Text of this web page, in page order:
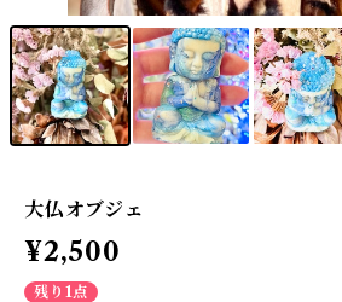
大仏オブジェ
¥2,500
残り1点